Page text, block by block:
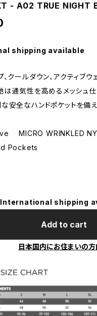
- A02 TRUE NIGHT
shipping available
、クールダウン、アクティブ
は通気性を高めるメッシュ仕
安全なハンドポケットを備え
MICRO WRINKLED
Pockets
International shipping
Add to cart
日本国内にお住まいの方